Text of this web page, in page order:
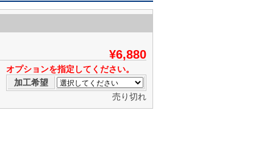
¥6,880
オプションを指定してください。
加工希望
売り切れ